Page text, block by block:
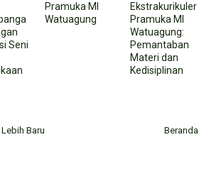
Seni
Pramuka MI
Watuagung
Ekstrakurikuler
Pramuka MI
Watuagung:
Pemantaban
Materi dan
Kedisiplinan
Baru Beranda